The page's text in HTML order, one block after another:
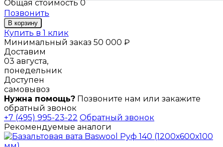
Общая стоимость 0
Позвонить
В корзину
Купить в 1 клик
Минимальный заказ 50 000 ₽
Доставим
03 августа,
понедельник
Доступен
самовывоз
Нужна помощь? Позвоните нам или закажите
обратный звонок
+7 (495) 995-23-22 Обратный звонок
Рекомендуемые аналоги